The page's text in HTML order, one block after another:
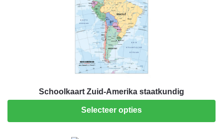
Schoolkaart Zuid-Amerika staatkundig
Selecteer opties